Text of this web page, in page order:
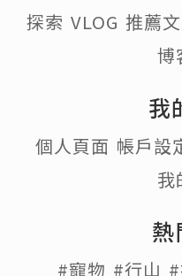
探索 VLOG 推薦
博
我
個人頁面 帳戶設
我
熱
#寵物 #行山